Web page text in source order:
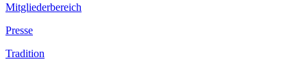
Mitgliederbereich
Presse
Tradition